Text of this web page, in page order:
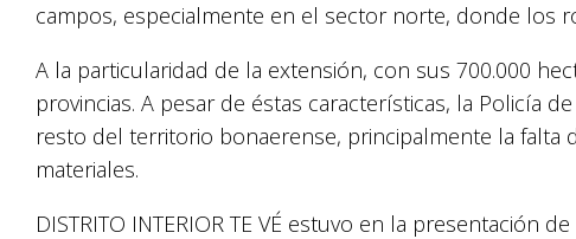
campos, especialmente en el sector norte, donde los
A la particularidad de la extensión, con sus 700.000
provincias. A pesar de éstas características, la Policía
resto del territorio bonaerense, principalmente la falta
materiales.
DISTRITO INTERIOR TE VÉ estuvo en la presentación